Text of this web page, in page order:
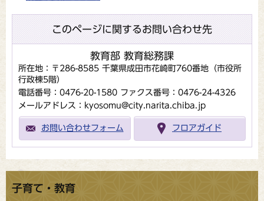
このページに関するお問い合わせ先
教育部 教育総務課
所在地：〒286-8585 千葉県成田市花崎町760番地（市役所
行政棟5階）
電話番号：0476-20-1580 ファクス番号：0476-24-4326
メールアドレス：kyosomu@city.narita.chiba.jp
お問い合わせフォーム フロアガイド
子育て・教育